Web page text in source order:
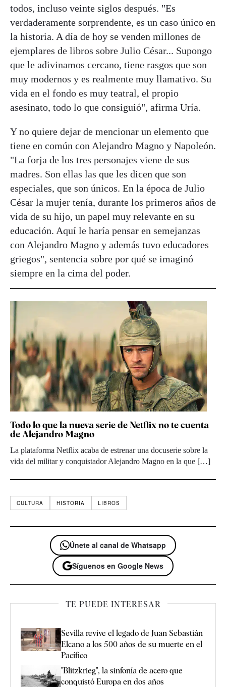
todos, incluso veinte siglos después. "Es
verdaderamente sorprendente, es un caso único en
la historia. A día de hoy se venden millones de
ejemplares de libros sobre Julio César... Supongo
que le adivinamos cercano, tiene rasgos que son
muy modernos y es realmente muy llamativo. Su
vida en el fondo es muy teatral, el propio
asesinato, todo lo que consiguió", afirma Uría.
Y no quiere dejar de mencionar un elemento que
tiene en común con Alejandro Magno y Napoleón.
"La forja de los tres personajes viene de sus
madres. Son ellas las que les dicen que son
especiales, que son únicos. En la época de Julio
César la mujer tenía, durante los primeros años de
vida de su hijo, un papel muy relevante en su
educación. Aquí le haría pensar en semejanzas
con Alejandro Magno y además tuvo educadores
griegos", sentencia sobre por qué se imaginó
siempre en la cima del poder.
Todo lo que la nueva serie de Netflix no te cuenta
de Alejandro Magno
La plataforma Netflix acaba de estrenar una docuserie sobre la
vida del militar y conquistador Alejandro Magno en la que […]
CULTURA HISTORIA LIBROS
Únete al canal de Whatsapp
Síguenos en Google News
TE PUEDE INTERESAR
Sevilla revive el legado de Juan Sebastián
Elcano a los 500 años de su muerte en el
Pacífico
"Blitzkrieg", la sinfonía de acero que
conquistó Europa en dos años